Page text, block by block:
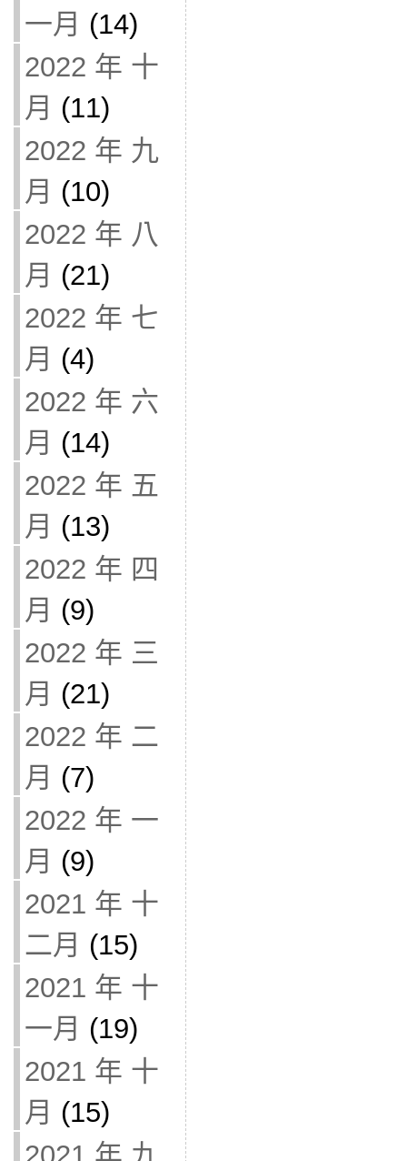
一月 (14)
2022 年 十
月 (11)
2022 年 九
月 (10)
2022 年 八
月 (21)
2022 年 七
月 (4)
2022 年 六
月 (14)
2022 年 五
月 (13)
2022 年 四
月 (9)
2022 年 三
月 (21)
2022 年 二
月 (7)
2022 年 一
月 (9)
2021 年 十
二月 (15)
2021 年 十
一月 (19)
2021 年 十
月 (15)